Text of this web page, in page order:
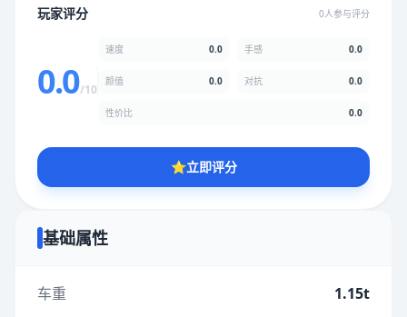
玩家评分 0人参与评分
0.0/10
速度 0.0 手感 0.0
颜值 0.0 对抗 0.0
性价比 0.0
⭐立即评分
基础属性
车重 1.15t
★★ ★ ★
性价比
★★★★★★★★★★